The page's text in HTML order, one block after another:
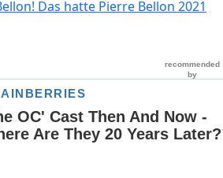
Das hatte Pierre Bellon 2021